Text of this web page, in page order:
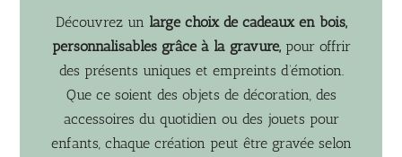
Découvrez un large choix de cadeaux en bois,
personnalisables grâce à la gravure,pour offrir
des présents uniques et empreints d’émotion.
Que ce soient des objets de décoration, des
accessoires du quotidien ou des jouets pour
enfants, chaque création peut être gravée selon